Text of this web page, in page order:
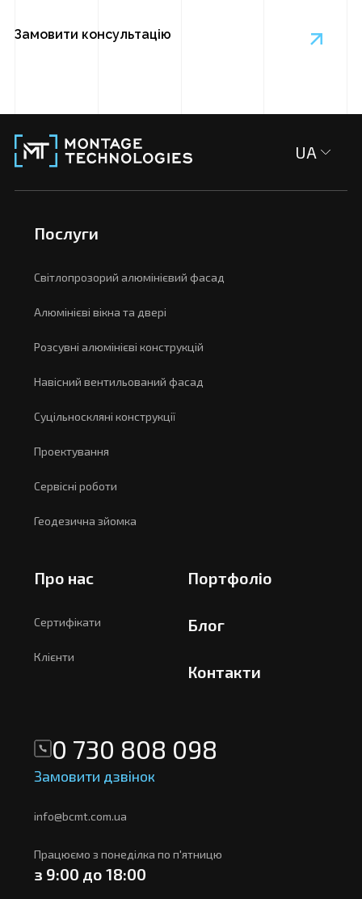
UA
Послуги
Світлопрозорий алюмінієвий фасад
Алюмінієві вікна та двері
Розсувні алюмінієві конструкцій
Навісний вентильований фасад
Суцільноскляні конструкції
Проектування
Сервісні роботи
Геодезична зйомка
Про нас
Сертифікати
Клієнти
Портфоліо
Блог
Контакти
0 730 808 098
Замовити дзвінок
info@bcmt.com.ua
Працюємо з понеділка по п'ятницю
з 9:00 до 18:00